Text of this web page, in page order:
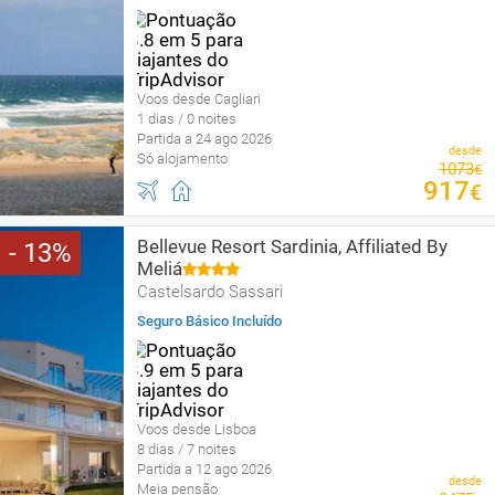
Voos desde Cagliari
1 dias / 0 noites
Partida a 24 ago 2026
Só alojamento
desde
1073€
917€
13
Bellevue Resort Sardinia, Affiliated By
Meliá
Castelsardo Sassari
Seguro Básico Incluído
Voos desde Lisboa
8 dias / 7 noites
Partida a 12 ago 2026
Meia pensão
desde